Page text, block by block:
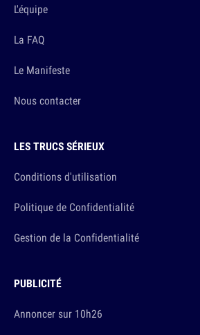
L'équipe
La FAQ
Le Manifeste
Nous contacter
LES TRUCS SÉRIEUX
Conditions d'utilisation
Politique de Confidentialité
Gestion de la Confidentialité
PUBLICITÉ
Annoncer sur 10h26